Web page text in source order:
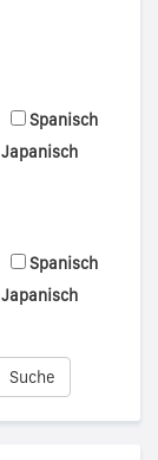
Spanisch
Japanisch
Spanisch
Japanisch
Suche